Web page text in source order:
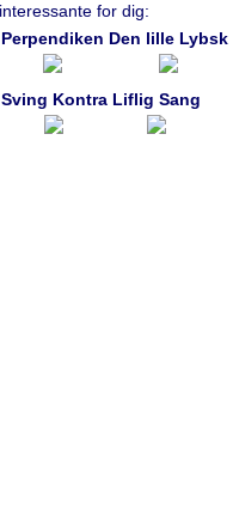
interessante for dig:
Perpendiken Den lille Lybsk
Sving Kontra Liflig Sang